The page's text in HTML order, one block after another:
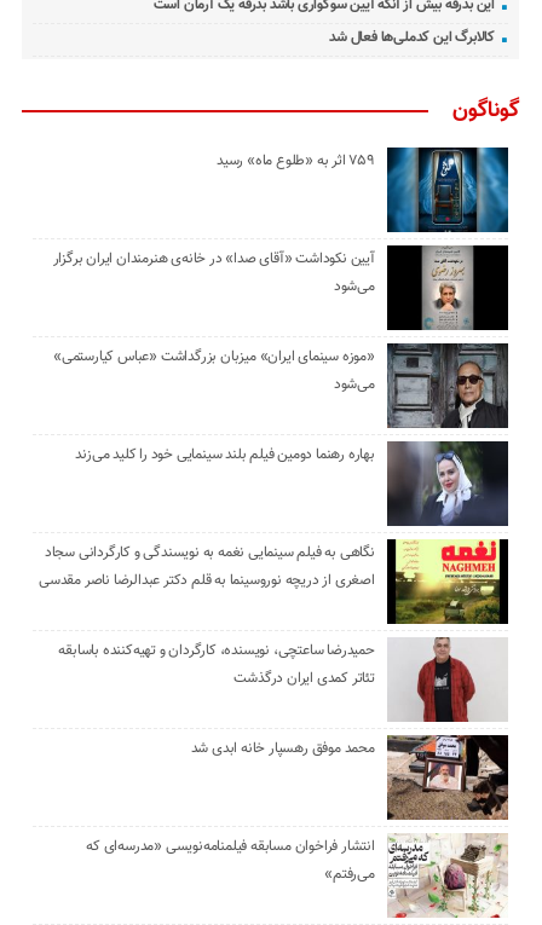
این بدرقه بیش از آنکه آیین سوگواری باشد بدرقه یک آرمان است
کالابرگ این کدملی‌ها فعال شد
گوناگون
۷۵۹ اثر به «طلوع ماه» رسید
آیین نکوداشت «آقای صدا» در خانه‌ی هنرمندان ایران برگزار
می‌شود
«موزه سینمای ایران» میزبان بزرگداشت «عباس کیارستمی»
می‌شود
بهاره رهنما دومین فیلم بلند سینمایی خود را کلید می‌زند
نگاهی به فیلم سینمایی نغمه به نویسندگی و کارگردانی سجاد
اصغری از دریچه نوروسینما به قلم دکتر عبدالرضا ناصر مقدسی
حمیدرضا ساعتچی، نویسنده، کارگردان و تهیه‌کننده باسابقه
تئاتر کمدی ایران درگذشت
محمد موفق رهسپار خانه ابدی شد
انتشار فراخوان مسابقه فیلمنامه‌نویسی «مدرسه‌ای که
می‌رفتم»